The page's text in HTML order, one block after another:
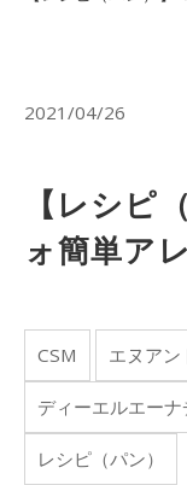
2021/04/26
【レシピ
ォ簡単ア
CSM エヌアン
ディーエルエー
レシピ（パン）